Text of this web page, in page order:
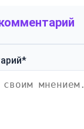
*